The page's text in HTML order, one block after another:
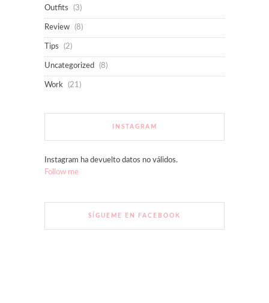
Outfits (3)
Review (8)
Tips (2)
Uncategorized (8)
Work (21)
INSTAGRAM
Instagram ha devuelto datos no válidos.
Follow me
SÍGUEME EN FACEBOOK